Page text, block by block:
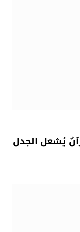
يُشعل الجدل